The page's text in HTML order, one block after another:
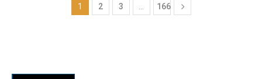
1 2 3 … 166